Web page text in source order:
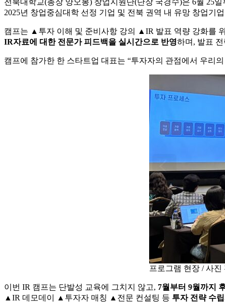
2025년 창업중심대학 선정 기업 및 전북 권역 내 유망 창업기
캠프는 ▲투자 이해 및 준비사항 강의 ▲IR 발표 역량 강화를
IR자료에 대한 전문가 피드백을 실시간으로 반영하며, 발표
캠프에 참가한 한 스타트업 대표는 “투자자의 관점에서 우리
프로그램 현장 / 사진
이번 IR 캠프는 단발성 교육에 그치지 않고, 7월부터 9월까지
▲IR 데모데이 ▲투자자 매칭 ▲전문 컨설팅 등 투자 전략 수